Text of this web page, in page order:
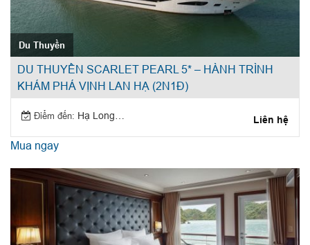
Du Thuyền
DU THUYỀN SCARLET PEARL 5* – HÀNH TRÌNH
KHÁM PHÁ VỊNH LAN HẠ (2N1Đ)
Điểm đến: Hạ Long, Lan Hạ Liên hệ
Mua ngay